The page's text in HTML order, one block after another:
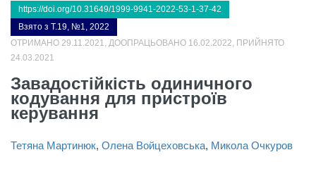
https://doi.org/10.31649/1999-9941-2022-53-1-37-42
Взято з Т.19, №1, 2022
ОТРИМАНО 29.11.2021, ДООПРАЦЬОВАНО 16.02.2022, ПРИЙНЯТО
24.03.2021
Завадостійкість одиничного
кодування для пристроїв
керування
Тетяна Мартинюк, Олена Войцеховська, Микола Очкуров